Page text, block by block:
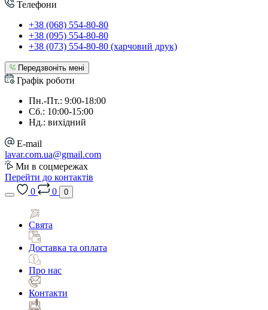
Телефони
+38 (068) 554-80-80
+38 (095) 554-80-80
+38 (073) 554-80-80 (харчовий друк)
Передзвоніть мені
Графік роботи
Пн.-Пт.: 9:00-18:00
Сб.: 10:00-15:00
Нд.: вихідний
E-mail
lavar.com.ua@gmail.com
Ми в соцмережах
Перейти до контактів
0
0 0
Свята
Доставка та оплата
Про нас
Контакти